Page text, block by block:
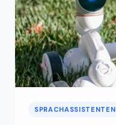
SPRACHASSISTENTEN